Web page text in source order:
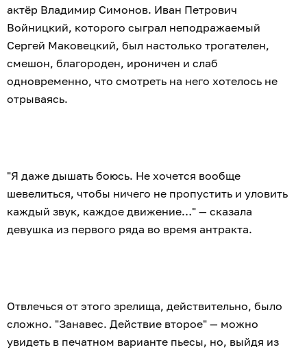
актёр Владимир Симонов. Иван Петрович
Войницкий, которого сыграл неподражаемый
Сергей Маковецкий, был настолько трогателен,
смешон, благороден, ироничен и слаб
одновременно, что смотреть на него хотелось не
отрываясь.
"Я даже дышать боюсь. Не хочется вообще
шевелиться, чтобы ничего не пропустить и уловить
каждый звук, каждое движение…" — сказала
девушка из первого ряда во время антракта.
Отвлечься от этого зрелища, действительно, было
сложно. "Занавес. Действие второе" — можно
увидеть в печатном варианте пьесы, но, выйдя из